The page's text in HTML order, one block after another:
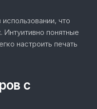
что
понятные
настроить печать
с